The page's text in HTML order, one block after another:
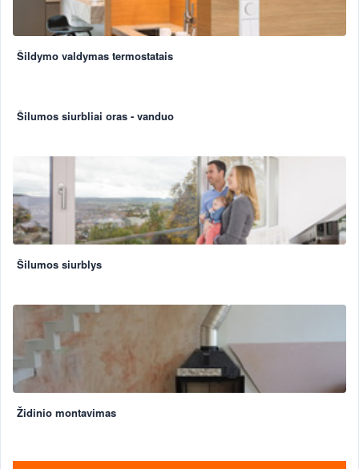
Šildymo valdymas termostatais
Šilumos siurbliai oras - vanduo
Šilumos siurblys
Židinio montavimas